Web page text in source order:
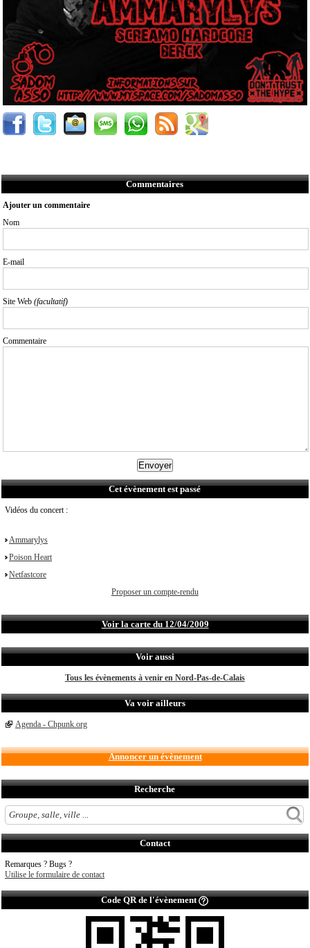
Commentaires
Ajouter un commentaire
Nom
E-mail
Site Web (facultatif)
Commentaire
Cet évènement est passé
Vidéos du concert :
Ammarylys
Poison Heart
Netfastcore
Proposer un compte-rendu
Voir la carte du 12/04/2009
Voir aussi
Tous les évènements à venir en Nord-Pas-de-Calais
Va voir ailleurs
Agenda - Chpunk.org
Annoncer un évènement
Recherche
Contact
Remarques ? Bugs ?
Utilise le formulaire de contact
Code QR de l'évènement